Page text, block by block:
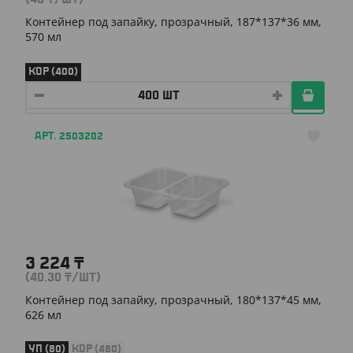
Контейнер под запайку, прозрачный, 187*137*36 мм,
570 мл
КОР (400)
АРТ. 2503202
3 224 ₸
(40.30 ₸/ШТ)
Контейнер под запайку, прозрачный, 180*137*45 мм,
626 мл
УП (80) КОР (480)